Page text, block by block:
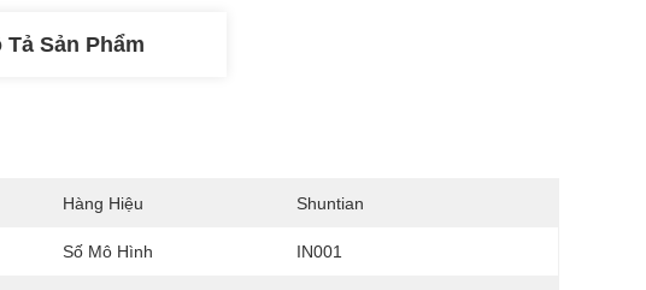
Tả Sản Phẩm
Hàng Hiệu Shuntian
Số Mô Hình IN001